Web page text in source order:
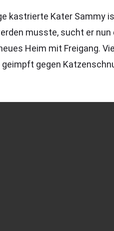
kastrierte Kater Sammy
musste, sucht er
Heim mit Freigang.
gegen